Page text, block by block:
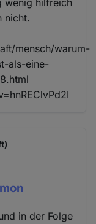
wenig hilfreich
nicht.
mensch/warum-
als-eine-
in der Folge